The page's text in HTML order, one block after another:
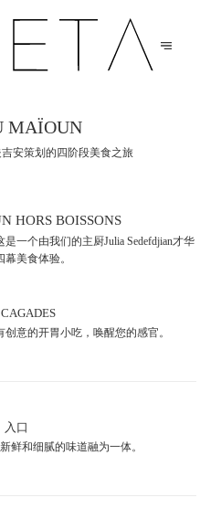
MAÏOUN
安策划的四阶段美食之旅
HORS BOISSONS
一个由我们的主厨Julia Sedefdjian才华
幕美食体验。
意的开胃小吃，唤醒您的感官。
入口
鲜和细腻的味道融为一体。